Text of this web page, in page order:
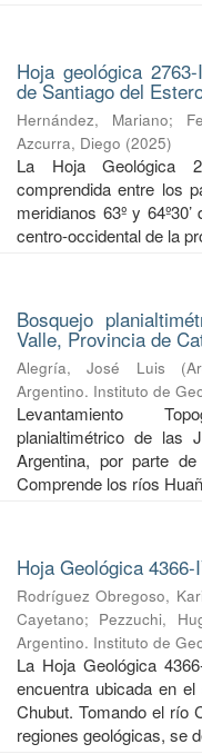
Hoja geológica
de Santiago del
Hernández, Mariano;
Azcurra, Diego (2025)
La Hoja Geológica
comprendida entre los
meridianos 63º y
centro-occidental de la
Bosquejo
Valle, Provincia de
Alegría, José Luis (
Argentino. Instituto de
Levantamiento
planialtimétrico de las
Argentina, por parte
Comprende los ríos
Hoja Geológica
Rodríguez Obregoso,
Cayetano; Pezzuchi,
Argentino. Instituto de
La Hoja Geológica
encuentra ubicada en
Chubut. Tomando el río
regiones geológicas, se